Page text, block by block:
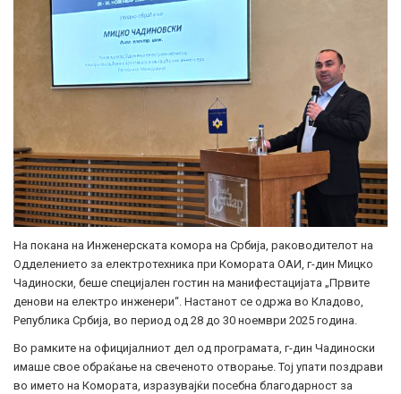
На покана на Инженерската комора на Србија, раководителот на
Одделението за електротехника при Комората ОАИ, г-дин Мицко
Чадиноски, беше специјален гостин на манифестацијата „Првите
денови на електро инженери“. Настанот се одржа во Кладово,
Република Србија, во период од 28 до 30 ноември 2025 година.
Во рамките на официјалниот дел од програмата, г-дин Чадиноски
имаше свое обраќање на свеченото отворање. Тој упати поздрави
во името на Комората, изразувајќи посебна благодарност за